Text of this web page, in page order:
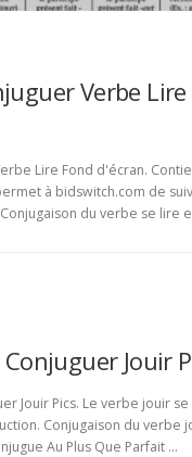
Verbe Lire
Lire Fond d'écran.
à bidswitch.com de
du verbe se lire
Jouir
Jouir Pics. Le verbe jouir
Conjugaison du verbe
Au Plus Que Parfait …